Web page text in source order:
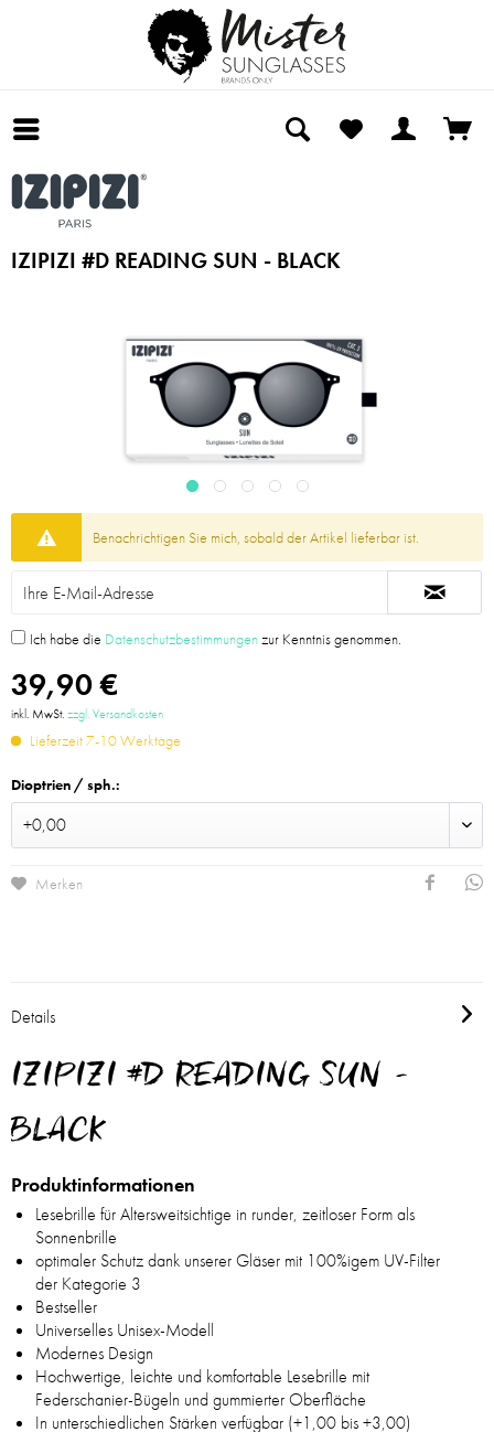
IZIPIZI #D READING SUN - BLACK
Benachrichtigen Sie mich, sobald der Artikel lieferbar ist.
Ich habe die Datenschutzbestimmungenzur Kenntnis genommen.
39,90 €
inkl. MwSt.zzgl. Versandkosten
Lieferzeit 7-10 Werktage
Dioptrien / sph.:
Merken
Details
IZIPIZI #D READING SUN -
BLACK
Produktinformationen
Lesebrille für Altersweitsichtige in runder, zeitloser Form als
Sonnenbrille
optimaler Schutz dank unserer Gläser mit 100%igem UV-Filter
der Kategorie 3
Bestseller
Universelles Unisex-Modell
Modernes Design
Hochwertige, leichte und komfortable Lesebrille mit
Federschanier-Bügeln und gummierter Oberfläche
In unterschiedlichen Stärken verfügbar (+1,00 bis +3,00)